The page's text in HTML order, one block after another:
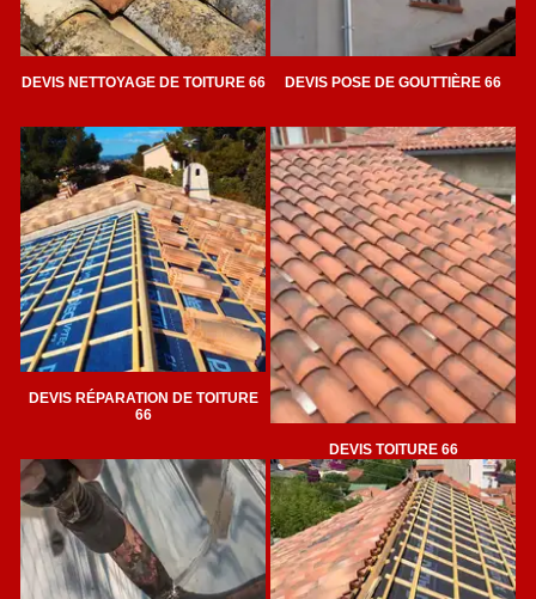
DEVIS NETTOYAGE DE TOITURE 66 DEVIS POSE DE GOUTTIÈRE 66
DEVIS RÉPARATION DE TOITURE
66
DEVIS TOITURE 66